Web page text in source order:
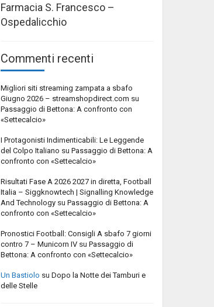
Farmacia S. Francesco –
Ospedalicchio
Commenti recenti
Migliori siti streaming zampata a sbafo
Giugno 2026 – streamshopdirect.com su
Passaggio di Bettona: A confronto con
«Settecalcio»
I Protagonisti Indimenticabili: Le Leggende
del Colpo Italiano su Passaggio di Bettona: A
confronto con «Settecalcio»
Risultati Fase A 2026 2027 in diretta, Football
Italia – Siggknowtech | Signalling Knowledge
And Technology su Passaggio di Bettona: A
confronto con «Settecalcio»
Pronostici Football: Consigli A sbafo 7 giorni
contro 7 – Municorn IV su Passaggio di
Bettona: A confronto con «Settecalcio»
Un Bastiolo su Dopo la Notte dei Tamburi e
delle Stelle